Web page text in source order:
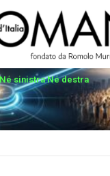
sinistra Né destra